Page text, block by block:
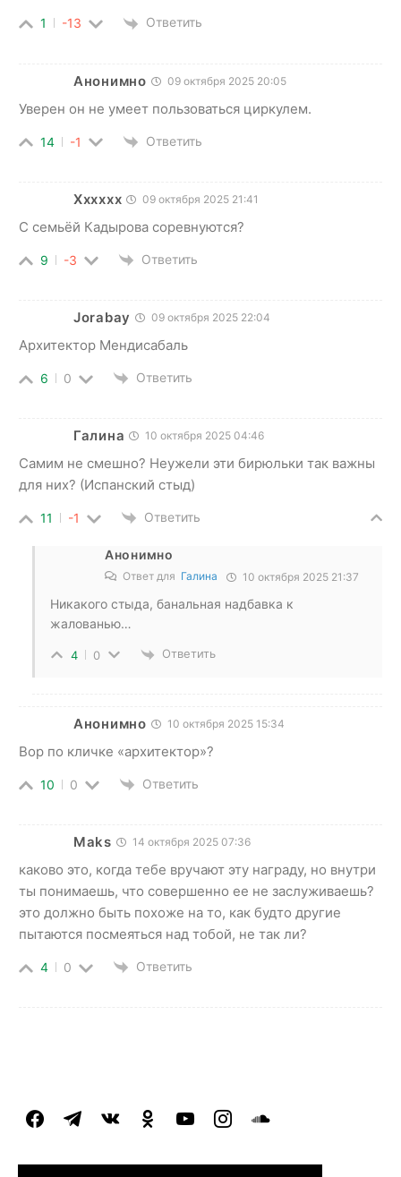
1 -13 Ответить
Анонимно 09 октября 2025 20:05
Уверен он не умеет пользоваться циркулем.
14 -1 Ответить
Хххххх 09 октября 2025 21:41
С семьёй Кадырова соревнуются?
9 -3 Ответить
Jorabay 09 октября 2025 22:04
Архитектор Мендисабаль
6 0 Ответить
Галина 10 октября 2025 04:46
Самим не смешно? Неужели эти бирюльки так важны
для них? (Испанский стыд)
11 -1 Ответить
Анонимно
Ответ для Галина 10 октября 2025 21:37
Никакого стыда, банальная надбавка к
жалованью…
4 0 Ответить
Анонимно 10 октября 2025 15:34
Вор по кличке «архитектор»?
10 0 Ответить
Maks 14 октября 2025 07:36
каково это, когда тебе вручают эту награду, но внутри
ты понимаешь, что совершенно ее не заслуживаешь?
это должно быть похоже на то, как будто другие
пытаются посмеяться над тобой, не так ли?
4 0 Ответить
facebooktelegramvkontakteodnoklassniki
youtubeinstagramsoundcloud